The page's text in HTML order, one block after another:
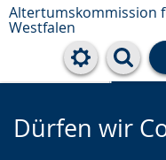
Altertumskommission
Westfalen
Dürfen wir